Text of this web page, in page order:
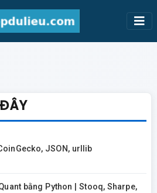
JSON, urllib
bằng Python | Stooq, Sharpe,